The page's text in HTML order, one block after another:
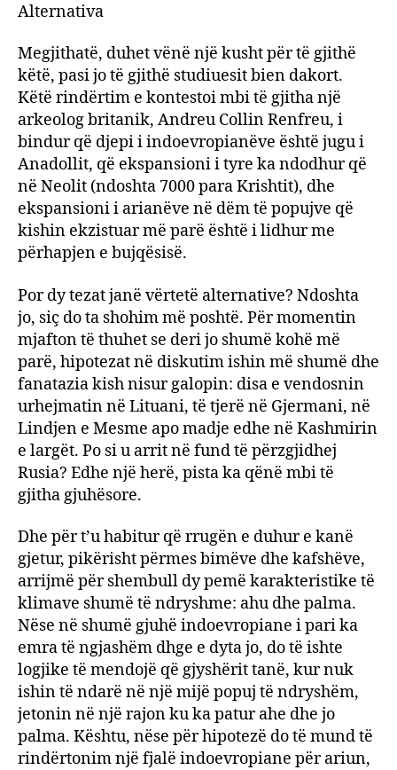
Alternativa
Megjithatë, duhet vënë një kusht për të gjithë
këtë, pasi jo të gjithë studiuesit bien dakort.
Këtë rindërtim e kontestoi mbi të gjitha një
arkeolog britanik, Andreu Collin Renfreu, i
bindur që djepi i indoevropianëve është jugu i
Anadollit, që ekspansioni i tyre ka ndodhur që
në Neolit (ndoshta 7000 para Krishtit), dhe
ekspansioni i arianëve në dëm të popujve që
kishin ekzistuar më parë është i lidhur me
përhapjen e bujqësisë.
Por dy tezat janë vërtetë alternative? Ndoshta
jo, siç do ta shohim më poshtë. Për momentin
mjafton të thuhet se deri jo shumë kohë më
parë, hipotezat në diskutim ishin më shumë dhe
fanatazia kish nisur galopin: disa e vendosnin
urhejmatin në Lituani, të tjerë në Gjermani, në
Lindjen e Mesme apo madje edhe në Kashmirin
e largët. Po si u arrit në fund të përzgjidhej
Rusia? Edhe një herë, pista ka qënë mbi të
gjitha gjuhësore.
Dhe për t’u habitur që rrugën e duhur e kanë
gjetur, pikërisht përmes bimëve dhe kafshëve,
arrijmë për shembull dy pemë karakteristike të
klimave shumë të ndryshme: ahu dhe palma.
Nëse në shumë gjuhë indoevropiane i pari ka
emra të ngjashëm dhge e dyta jo, do të ishte
logjike të mendojë që gjyshërit tanë, kur nuk
ishin të ndarë në një mijë popuj të ndryshëm,
jetonin në një rajon ku ka patur ahe dhe jo
palma. Kështu, nëse për hipotezë do të mund të
rindërtonim një fjalë indoevropiane për ariun,